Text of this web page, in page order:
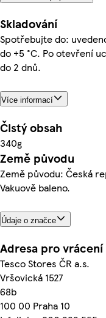
Skladování
Spotřebujte do:
do +5 °C. Po otevření
do 2 dnů.
Více informací
Čistý obsah
340g
Země původu
Země původu: Česká
Vakuově baleno.
Údaje o značce
Adresa pro vrácení
Tesco Stores ČR a.s.
Vršovická 1527
68b
100 00 Praha 10